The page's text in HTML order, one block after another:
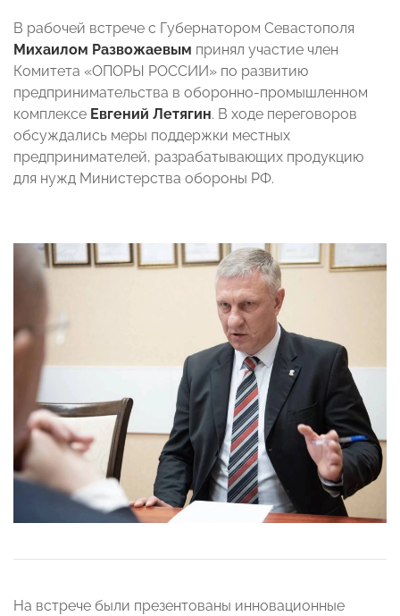
В рабочей встрече с Губернатором Севастополя
Михаилом Развожаевым принял участие член
Комитета «ОПОРЫ РОССИИ» по развитию
предпринимательства в оборонно-промышленном
комплексе Евгений Летягин. В ходе переговоров
обсуждались меры поддержки местных
предпринимателей, разрабатывающих продукцию
для нужд Министерства обороны РФ.
На встрече были презентованы инновационные